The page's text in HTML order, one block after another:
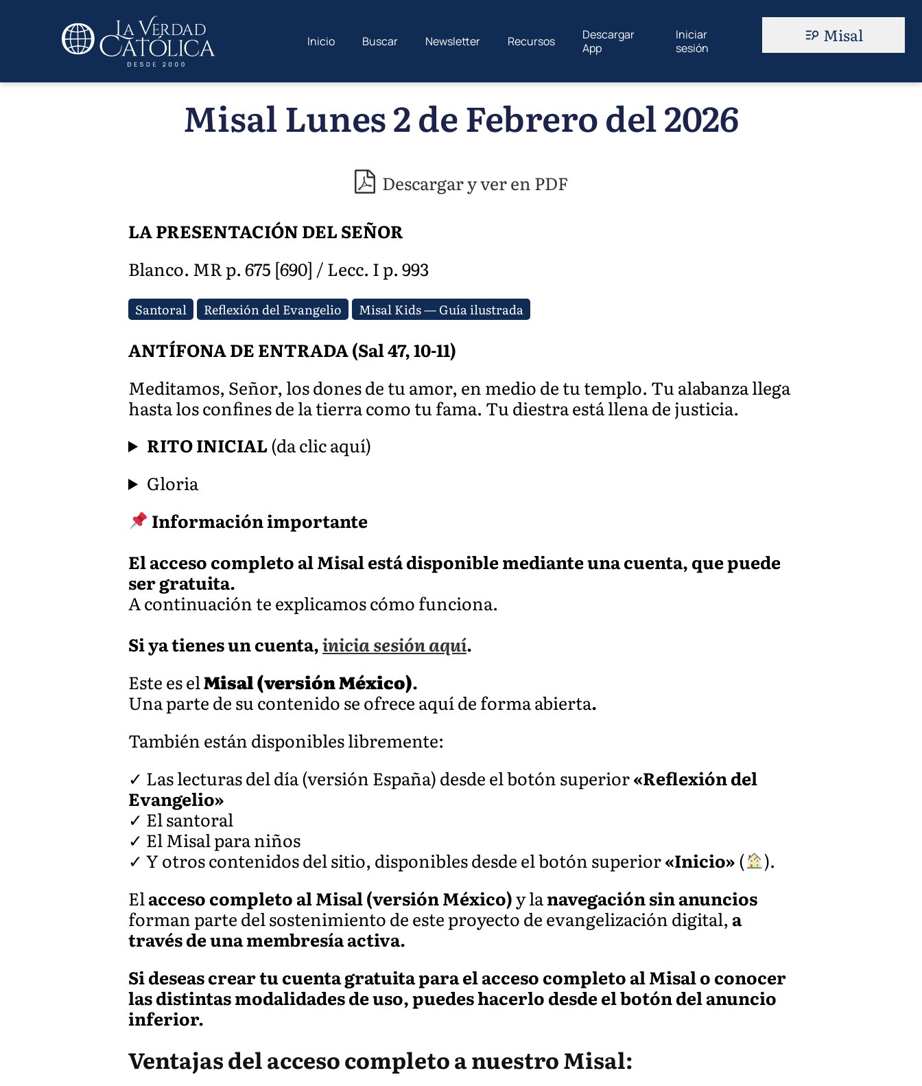
Inicio Buscar Newsletter Recursos
Descargar
App
Iniciar
sesión
Misal
Misal Lunes 2 de Febrero del 2026
Descargar y ver en PDF
LA PRESENTACIÓN DEL SEÑOR
Blanco. MR p. 675 [690] / Lecc. I p. 993
Santoral Reflexión del Evangelio Misal Kids — Guía ilustrada
ANTÍFONA DE ENTRADA (Sal 47, 10-11)
Meditamos, Señor, los dones de tu amor, en medio de tu templo. Tu alabanza llega
hasta los confines de la tierra como tu fama. Tu diestra está llena de justicia.
RITO INICIAL(da clic aquí)
Gloria
Información importante
El acceso completo al Misal está disponible mediante una cuenta, que puede
ser gratuita.
A continuación te explicamos cómo funciona.
Si ya tienes un cuenta,inicia sesión aquí.
Este es elMisal (versión México).
Una parte de su contenido se ofrece aquí de forma abierta.
También están disponibles libremente:
✓ Las lecturas del día (versión España) desde el botón superior«Reflexión del
Evangelio»
✓ El santoral
✓ El Misal para niños
✓ Y otros contenidos del sitio, disponibles desde el botón superior«Inicio»(
).
Elacceso completo al Misal (versión México)y lanavegación sin anuncios
forman parte del sostenimiento de este proyecto de evangelización digital, a
través de una membresía activa.
Si deseas crear tu cuenta gratuita para el acceso completo al Misal o conocer
las distintas modalidades de uso, puedes hacerlo desde el botón del anuncio
inferior.
Ventajas del acceso completo a nuestro Misal: